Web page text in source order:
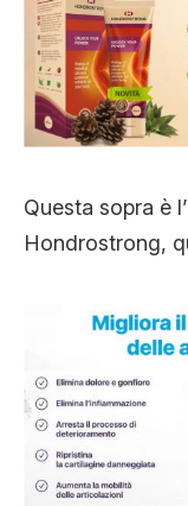
Questa sopra è
Hondrostrong,